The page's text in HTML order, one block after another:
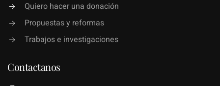
Quiero hacer una donación
Propuestas y reformas
Trabajos e investigaciones
Contactanos